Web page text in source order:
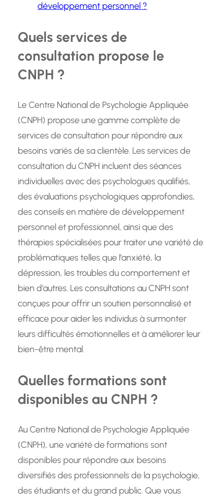
développement personnel ?
Quels services de
consultation propose le
CNPH ?
Le Centre National de Psychologie Appliquée
(CNPH) propose une gamme complète de
services de consultation pour répondre aux
besoins variés de sa clientèle. Les services de
consultation du CNPH incluent des séances
individuelles avec des psychologues qualifiés,
des évaluations psychologiques approfondies,
des conseils en matière de développement
personnel et professionnel, ainsi que des
thérapies spécialisées pour traiter une variété de
problématiques telles que l’anxiété, la
dépression, les troubles du comportement et
bien d’autres. Les consultations au CNPH sont
conçues pour offrir un soutien personnalisé et
efficace pour aider les individus à surmonter
leurs difficultés émotionnelles et à améliorer leur
bien-être mental.
Quelles formations sont
disponibles au CNPH ?
Au Centre National de Psychologie Appliquée
(CNPH), une variété de formations sont
disponibles pour répondre aux besoins
diversifiés des professionnels de la psychologie,
des étudiants et du grand public. Que vous